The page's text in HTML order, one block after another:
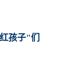
孩子"们